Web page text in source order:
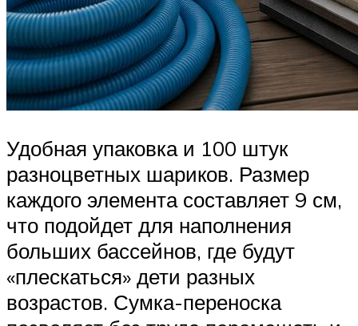
Удобная упаковка и 100 штук
разноцветных шариков. Размер
каждого элемента составляет 9 см,
что подойдет для наполнения
больших бассейнов, где будут
«плескаться» дети разных
возрастов. Сумка-переноска